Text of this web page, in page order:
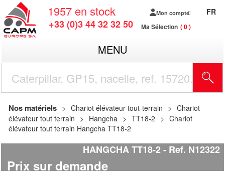
1957 en stock
+33 (0)3 44 32 32 50
Mon compte
Ma Sélection 0
FR
MENU
Nos matériels Chariot élévateur tout-terrain
Chariot
élévateur tout terrain
Hangcha TT18-2
Chariot
élévateur tout terrain Hangcha TT18-2
HANGCHA TT18-2 Ref. N12322
Prix sur demande